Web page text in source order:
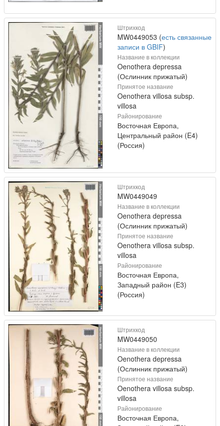
Штрихкод
MW0449053 (есть связанные
записи в GBIF)
Название в коллекции
Oenothera depressa
(Ослинник прижатый)
Принятое название
Oenothera villosa subsp.
villosa
Районирование
Восточная Европа,
Центральный район (E4)
(Россия)
Штрихкод
MW0449049
Название в коллекции
Oenothera depressa
(Ослинник прижатый)
Принятое название
Oenothera villosa subsp.
villosa
Районирование
Восточная Европа,
Западный район (E3)
(Россия)
Штрихкод
MW0449050
Название в коллекции
Oenothera depressa
(Ослинник прижатый)
Принятое название
Oenothera villosa subsp.
villosa
Районирование
Восточная Европа,